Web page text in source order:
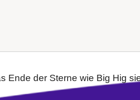
Ende der Sterne wie Big Hig